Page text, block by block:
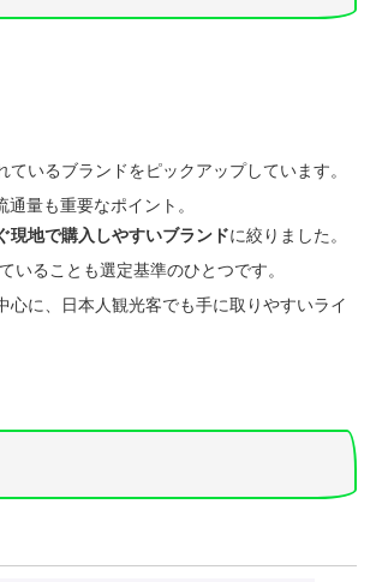
いるブランドをピックアップしています。
量も重要なポイント。
現地で購入しやすいブランドに絞りました。
ることも選定基準のひとつです。
に、日本人観光客でも手に取りやすいライ